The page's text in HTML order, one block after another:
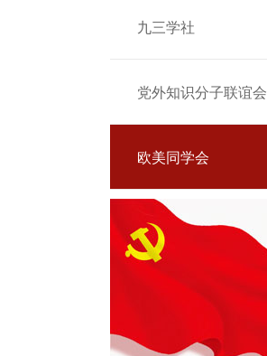
九三学社
党外知识分子联谊会
欧美同学会